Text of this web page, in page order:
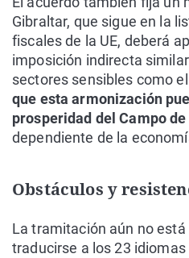
Gibraltar, que sigue en la
fiscales de la UE, deberá
imposición indirecta
sectores sensibles como
que esta armonización
prosperidad del Campo
dependiente de la
Obstáculos y
La tramitación aún no
traducirse a los 23 idiomas